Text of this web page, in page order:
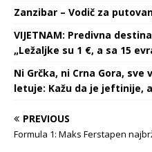
Zanzibar – Vodič za
VIJETNAM: Predivna
„Ležaljke su 1 €, a sa 15
Ni Grčka, ni Crna Gora,
letuje: Kažu da je jeftinije,
PREVIOUS
Formula 1: Maks Ferstapen